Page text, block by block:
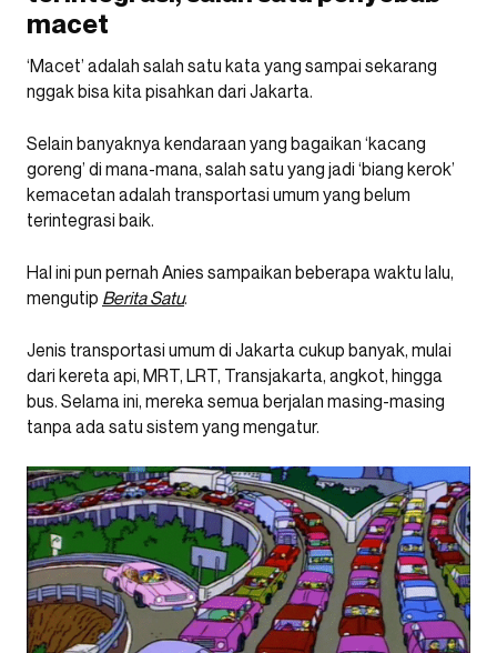
macet
‘Macet’ adalah salah satu kata yang sampai sekarang
nggak bisa kita pisahkan dari Jakarta.
Selain banyaknya kendaraan yang bagaikan ‘kacang
goreng’ di mana-mana, salah satu yang jadi ‘biang kerok’
kemacetan adalah transportasi umum yang belum
terintegrasi baik.
Hal ini pun pernah Anies sampaikan beberapa waktu lalu,
mengutip Berita Satu.
Jenis transportasi umum di Jakarta cukup banyak, mulai
dari kereta api, MRT, LRT, Transjakarta, angkot, hingga
bus. Selama ini, mereka semua berjalan masing-masing
tanpa ada satu sistem yang mengatur.